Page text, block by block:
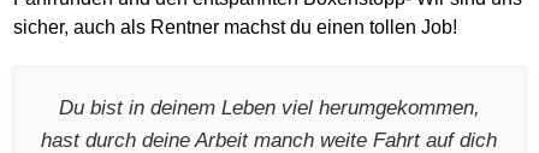
Du bist in deinem Leben viel herumgekommen,
hast durch deine Arbeit manch weite Fahrt auf dich